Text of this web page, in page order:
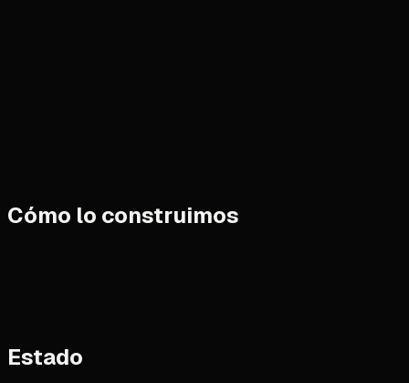
Cómo lo construimos
Estado